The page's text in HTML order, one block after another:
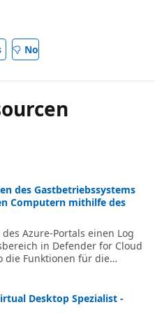
No
des Gastbetriebssystems
Computern mithilfe des
Azure-Portals einen Log
in Defender for Cloud
Funktionen für die
Desktop Spezialist -